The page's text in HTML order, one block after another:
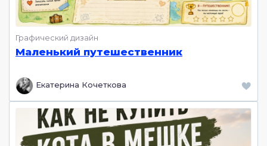
Графический дизайн
Маленький путешественник
Екатерина Кочеткова